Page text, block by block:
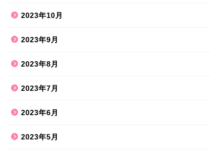
2023年10月
2023年9月
2023年8月
2023年7月
2023年6月
2023年5月